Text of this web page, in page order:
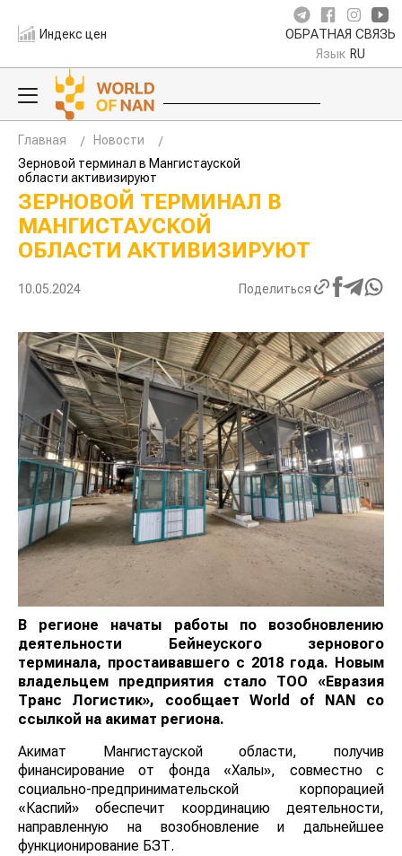
Индекс цен ОБРАТНАЯ СВЯЗЬ
Язык RU
Главная
Новости
Зерновой терминал в Мангистауской
области активизируют
ЗЕРНОВОЙ ТЕРМИНАЛ В
МАНГИСТАУСКОЙ
ОБЛАСТИ АКТИВИЗИРУЮТ
10.05.2024 Поделиться
В регионе начаты работы по возобновлению
деятельности Бейнеуского зернового
терминала, простаивавшего с 2018 года. Новым
владельцем предприятия стало ТОО «Евразия
Транс Логистик», сообщает World of NAN
со
ссылкой на акимат региона.
Акимат Мангистауской области, получив
финансирование от фонда «Халық», совместно с
социально-предпринимательской корпорацией
«Каспий» обеспечит координацию деятельности,
направленную на возобновление и дальнейшее
функционирование БЗТ.